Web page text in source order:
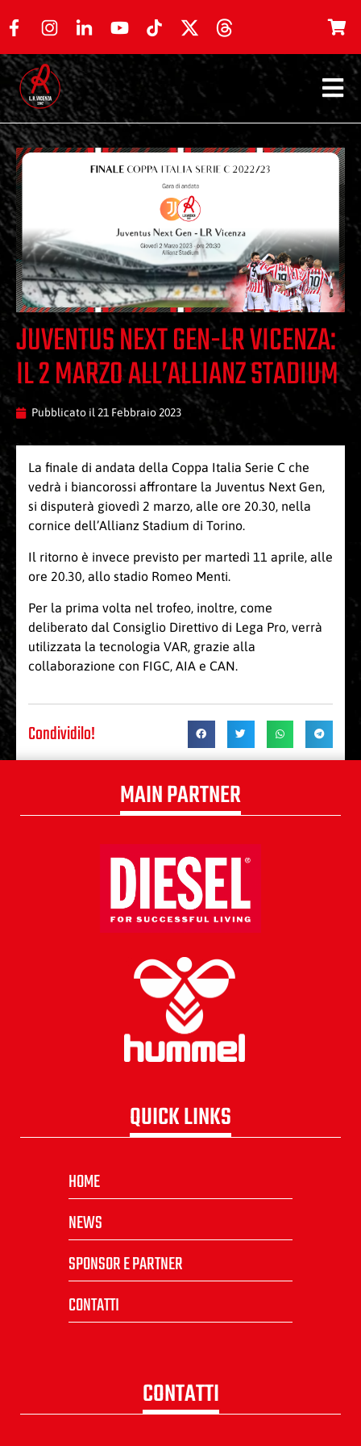
JUVENTUS NEXT GEN-LR VICENZA:
IL 2 MARZO ALL’ALLIANZ STADIUM
Pubblicato il 21 Febbraio 2023
La finale di andata della Coppa Italia Serie C che
vedrà i biancorossi affrontare la Juventus Next Gen,
si disputerà giovedì 2 marzo, alle ore 20.30, nella
cornice dell’Allianz Stadium di Torino.
Il ritorno è invece previsto per martedì 11 aprile, alle
ore 20.30, allo stadio Romeo Menti.
Per la prima volta nel trofeo, inoltre, come
deliberato dal Consiglio Direttivo di Lega Pro, verrà
utilizzata la tecnologia VAR, grazie alla
collaborazione con FIGC, AIA e CAN.
Condividilo!
MAIN PARTNER
QUICK LINKS
HOME
NEWS
SPONSOR E PARTNER
CONTATTI
CONTATTI